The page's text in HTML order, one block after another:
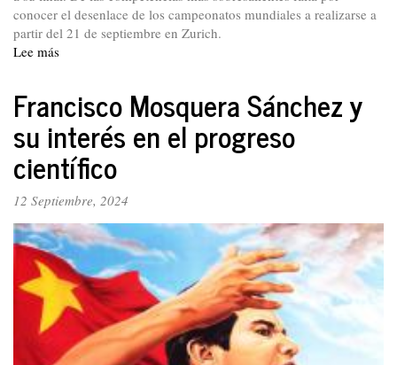
conocer el desenlace de los campeonatos mundiales a realizarse a
partir del 21 de septiembre en Zurich.
Lee más
Francia.
Por
un
ciclismo
limpio
Francisco Mosquera Sánchez y
su interés en el progreso
científico
12 Septiembre, 2024